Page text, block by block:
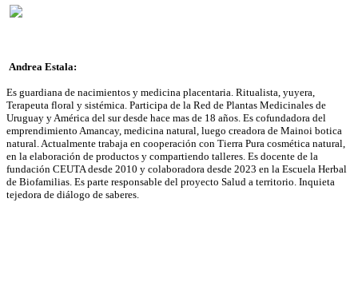
Andrea Estala:
Es guardiana de nacimientos y medicina placentaria. Ritualista, yuyera,
Terapeuta floral y sistémica. Participa de la Red de Plantas Medicinales de
Uruguay y América del sur desde hace mas de 18 años. Es cofundadora del
emprendimiento Amancay, medicina natural, luego creadora de Mainoi botica
natural. Actualmente trabaja en cooperación con Tierra Pura cosmética natural,
en la elaboración de productos y compartiendo talleres. Es docente de la
fundación CEUTA desde 2010 y colaboradora desde 2023 en la Escuela Herbal
de Biofamilias. Es parte responsable del proyecto Salud a territorio. Inquieta
tejedora de diálogo de saberes.